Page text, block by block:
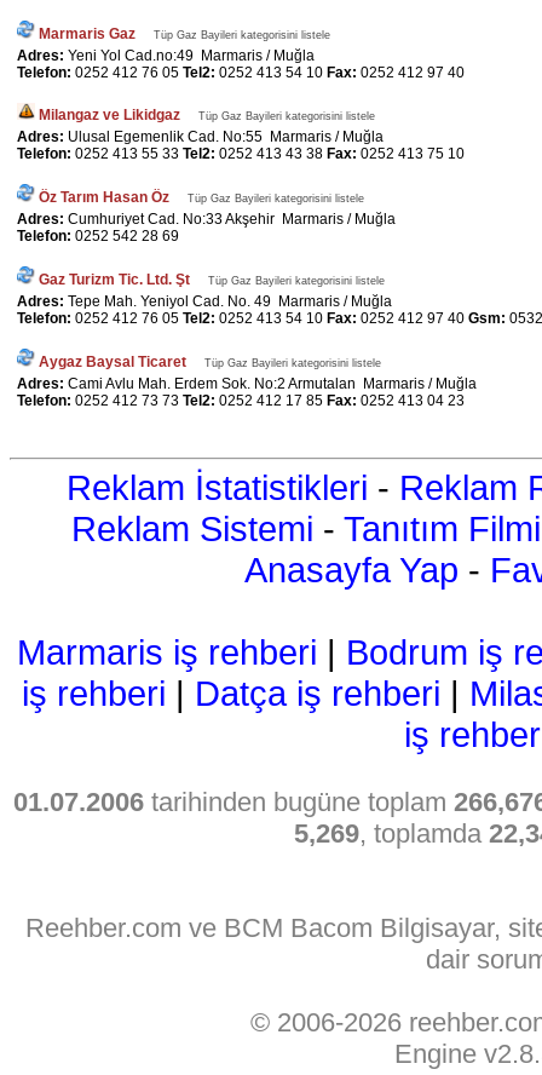
Marmaris Gaz Tüp Gaz Bayileri kategorisini listele
Adres: Yeni Yol Cad.no:49 Marmaris / Muğla
Telefon: 0252 412 76 05 Tel2: 0252 413 54 10 Fax: 0252 412 97 40
Milangaz ve Likidgaz Tüp Gaz Bayileri kategorisini listele
Adres: Ulusal Egemenlik Cad. No:55 Marmaris / Muğla
Telefon: 0252 413 55 33 Tel2: 0252 413 43 38 Fax: 0252 413 75 10
Öz Tarım Hasan Öz Tüp Gaz Bayileri kategorisini listele
Adres: Cumhuriyet Cad. No:33 Akşehir Marmaris / Muğla
Telefon: 0252 542 28 69
Gaz Turizm Tic. Ltd. Şt Tüp Gaz Bayileri kategorisini listele
Adres: Tepe Mah. Yeniyol Cad. No. 49 Marmaris / Muğla
Telefon: 0252 412 76 05 Tel2: 0252 413 54 10 Fax: 0252 412 97 40 Gsm:
Aygaz Baysal Ticaret Tüp Gaz Bayileri kategorisini listele
Adres: Cami Avlu Mah. Erdem Sok. No:2 Armutalan Marmaris / Muğla
Telefon: 0252 412 73 73 Tel2: 0252 412 17 85 Fax: 0252 413 04 23
Reklam İstatistikleri - Reklam
Reklam Sistemi - Tanıtım Filmi
Anasayfa Yap -
Marmaris iş rehberi | Bodrum iş
iş rehberi | Datça iş rehberi |
iş
01.07.2006 tarihinden bugüne toplam
5,269, toplamda
Reehber.com ve BCM Bacom Bilgisayar,
dair
© 2006-2026
Engine